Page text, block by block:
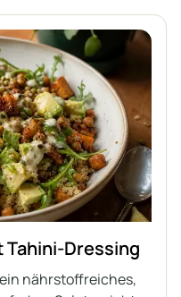
Dressing
nährstoffreiches,